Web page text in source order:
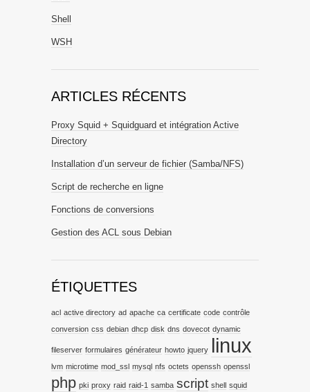
Shell
WSH
ARTICLES RÉCENTS
Proxy Squid + Squidguard et intégration Active
Directory
Installation d’un serveur de fichier (Samba/NFS)
Script de recherche en ligne
Fonctions de conversions
Gestion des ACL sous Debian
ÉTIQUETTES
acl active directory ad apache ca certificate code contrôle
conversion css debian dhcp disk dns dovecot dynamic
fileserver formulaires générateur howto jquery linux
lvm microtime mod_ssl mysql nfs octets openssh openssl
php pki proxy raid raid-1 samba script shell squid